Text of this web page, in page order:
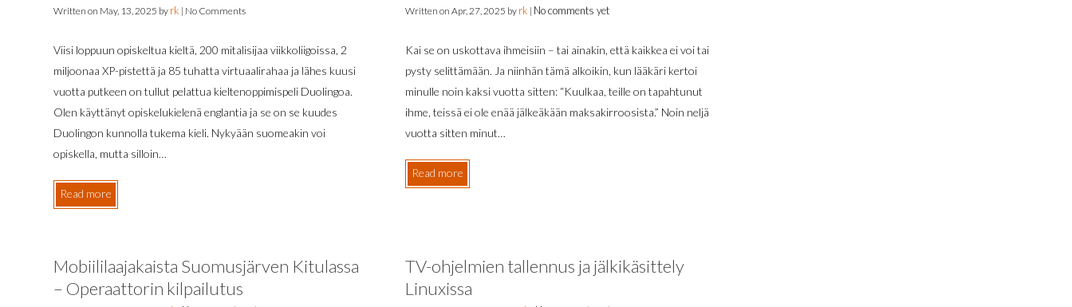
Written on May, 13, 2025 by rk | No Comments
Viisi loppuun opiskeltua kieltä, 200 mitalisijaa viikkoliigoissa, 2
miljoonaa XP-pistettä ja 85 tuhatta virtuaalirahaa ja lähes kuusi
vuotta putkeen on tullut pelattua kieltenoppimispeli Duolingoa.
Olen käyttänyt opiskelukielenä englantia ja se on se kuudes
Duolingon kunnolla tukema kieli. Nykyään suomeakin voi
opiskella, mutta silloin…
Read more
Written on Apr, 27, 2025 by rk | No comments yet
Kai se on uskottava ihmeisiin – tai ainakin, että kaikkea ei voi tai
pysty selittämään. Ja niinhän tämä alkoikin, kun lääkäri kertoi
minulle noin kaksi vuotta sitten: “Kuulkaa, teille on tapahtunut
ihme, teissä ei ole enää jälkeäkään maksakirroosista.” Noin neljä
vuotta sitten minut…
Read more
Mobiililaajakaista Suomusjärven Kitulassa
– Operaattorin kilpailutus
TV-ohjelmien tallennus ja jälkikäsittely
Linuxissa